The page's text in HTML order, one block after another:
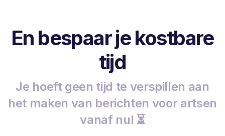
En bespaar je kostbare
tijd
Je hoeft geen tijd te verspillen aan
het maken van berichten voor artsen
vanaf nul ⏳